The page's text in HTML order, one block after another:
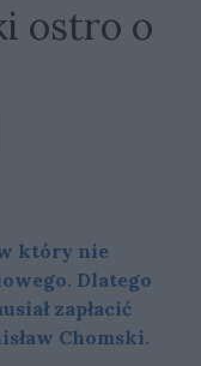
ostro o
który nie
Dlatego
zapłacić
Chomski.